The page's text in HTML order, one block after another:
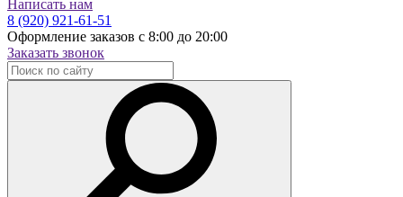
Написать нам
8 (920) 921-61-51
Оформление заказов с 8:00 до 20:00
Заказать звонок